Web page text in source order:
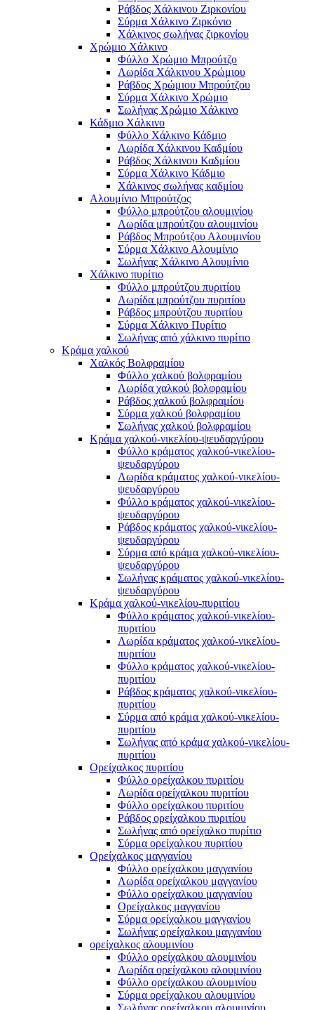
Ράβδος Χάλκινου Ζιρκονίου
Σύρμα Χάλκινο Ζιρκόνιο
Χάλκινος σωλήνας ζιρκονίου
Χρώμιο Χάλκινο
Φύλλο Χρώμιο Μπρούτζο
Λωρίδα Χάλκινου Χρώμιου
Ράβδος Χρώμιου Μπρούτζου
Σύρμα Χάλκινο Χρώμιο
Σωλήνας Χρώμιο Χάλκινο
Κάδμιο Χάλκινο
Φύλλο Χάλκινο Κάδμιο
Λωρίδα Χάλκινου Καδμίου
Ράβδος Χάλκινου Καδμίου
Σύρμα Χάλκινο Κάδμιο
Χάλκινος σωλήνας καδμίου
Αλουμίνιο Μπρούτζος
Φύλλο μπρούτζου αλουμινίου
Λωρίδα μπρούτζου αλουμινίου
Ράβδος Μπρούτζου Αλουμινίου
Σύρμα Χάλκινο Αλουμίνιο
Σωλήνας Χάλκινο Αλουμίνιο
Χάλκινο πυρίτιο
Φύλλο μπρούτζου πυριτίου
Λωρίδα μπρούτζου πυριτίου
Ράβδος μπρούτζου πυριτίου
Σύρμα Χάλκινο Πυρίτιο
Σωλήνας από χάλκινο πυρίτιο
Κράμα χαλκού
Χαλκός Βολφραμίου
Φύλλο χαλκού βολφραμίου
Λωρίδα χαλκού βολφραμίου
Ράβδος χαλκού βολφραμίου
Σύρμα χαλκού βολφραμίου
Σωλήνας χαλκού βολφραμίου
Κράμα χαλκού-νικελίου-ψευδαργύρου
Φύλλο κράματος χαλκού-νικελίου-
ψευδαργύρου
Λωρίδα κράματος χαλκού-νικελίου-
ψευδαργύρου
Φύλλο κράματος χαλκού-νικελίου-
ψευδαργύρου
Ράβδος κράματος χαλκού-νικελίου-
ψευδαργύρου
Σύρμα από κράμα χαλκού-νικελίου-
ψευδαργύρου
Σωλήνας κράματος χαλκού-νικελίου-
ψευδαργύρου
Κράμα χαλκού-νικελίου-πυριτίου
Φύλλο κράματος χαλκού-νικελίου-
πυριτίου
Λωρίδα κράματος χαλκού-νικελίου-
πυριτίου
Φύλλο κράματος χαλκού-νικελίου-
πυριτίου
Ράβδος κράματος χαλκού-νικελίου-
πυριτίου
Σύρμα από κράμα χαλκού-νικελίου-
πυριτίου
Σωλήνας από κράμα χαλκού-νικελίου-
πυριτίου
Ορείχαλκος πυριτίου
Φύλλο ορείχαλκου πυριτίου
Λωρίδα ορείχαλκου πυριτίου
Φύλλο ορείχαλκου πυριτίου
Ράβδος ορείχαλκου πυριτίου
Σωλήνας από ορείχαλκο πυρίτιο
Σύρμα ορείχαλκου πυριτίου
Ορείχαλκος μαγγανίου
Φύλλο ορείχαλκου μαγγανίου
Λωρίδα ορείχαλκου μαγγανίου
Φύλλο ορείχαλκου μαγγανίου
Ορείχαλκος μαγγανίου
Σύρμα ορείχαλκου μαγγανίου
Σωλήνας ορείχαλκου μαγγανίου
ορείχαλκος αλουμινίου
Φύλλο ορείχαλκου αλουμινίου
Λωρίδα ορείχαλκου αλουμινίου
Φύλλο ορείχαλκου αλουμινίου
Σύρμα ορείχαλκου αλουμινίου
Σωλήνας ορείχαλκου αλουμινίου